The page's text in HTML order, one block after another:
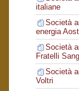
italiane
Società
energia
Società
Fratelli
Società
Voltri